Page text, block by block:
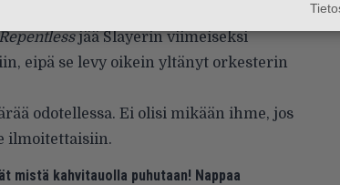
Kerry Kingillä ja Tom Arayalla ole
Repentlessjää Slayerin viimeiseksi
eipä se levy oikein yltänyt orkesterin
odotellessa. Ei olisi mikään ihme, jos
ilmoitettaisiin.
mistä kahvitauolla puhutaan! Nappaa